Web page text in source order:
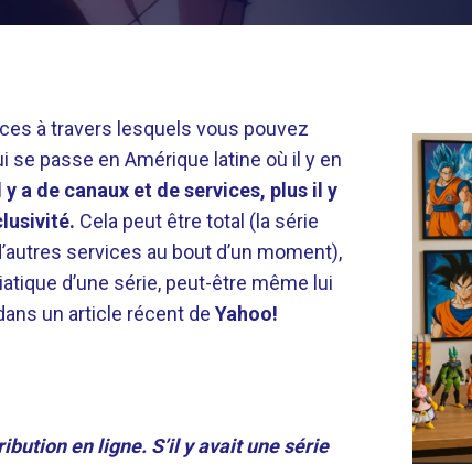
à travers lesquels vous pouvez
passe en Amérique latine où il y en
y a de canaux et de services, plus il y
Cela peut être total (la série
services au bout d’un moment),
d’une série, peut-être même lui
un article récent de Yahoo!
en ligne. S’il y avait une série